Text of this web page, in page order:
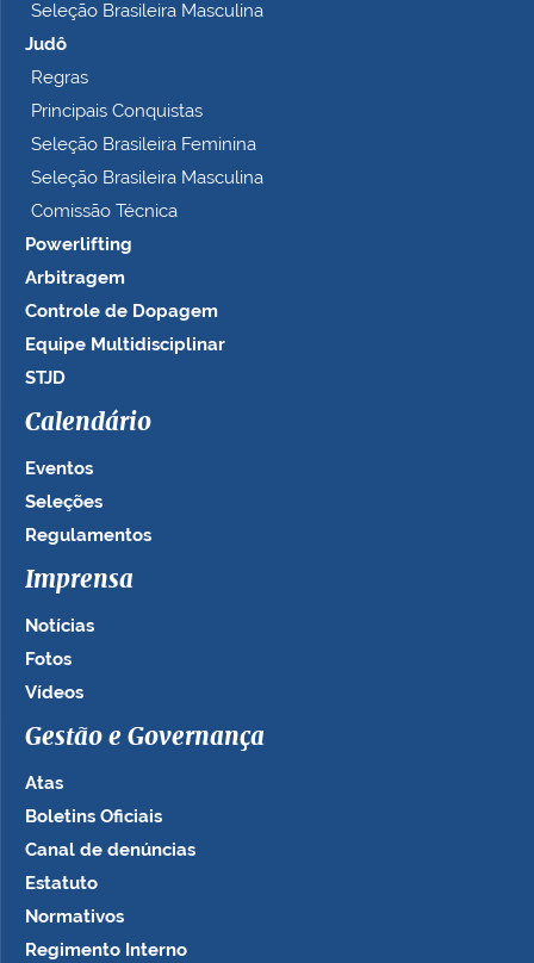
Seleção Brasileira Masculina
Judô
Regras
Principais Conquistas
Seleção Brasileira Feminina
Seleção Brasileira Masculina
Comissão Técnica
Powerlifting
Arbitragem
Controle de Dopagem
Equipe Multidisciplinar
STJD
Calendário
Eventos
Seleções
Regulamentos
Imprensa
Notícias
Fotos
Vídeos
Gestão e Governança
Atas
Boletins Oficiais
Canal de denúncias
Estatuto
Normativos
Regimento Interno